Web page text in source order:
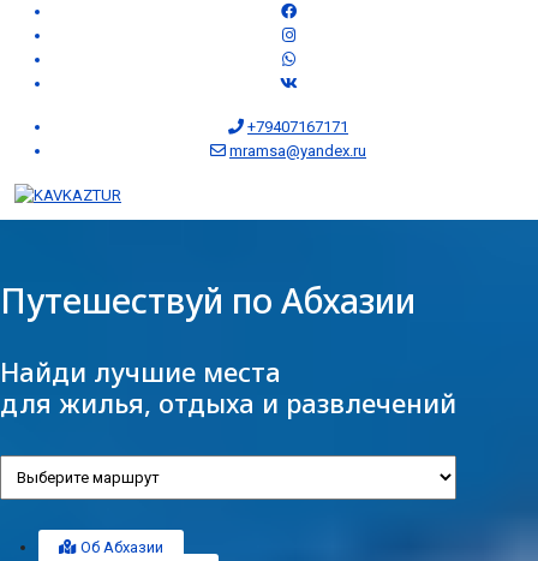
+79407167171
mramsa@yandex.ru
Путешествуй по Абхазии
Найди лучшие места
для жилья, отдыха и развлечений
Об Абхазии